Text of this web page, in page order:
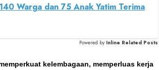
Warga dan 75 Anak Yatim Terima
Powered by Inline Related Posts
kelembagaan, memperluas kerja